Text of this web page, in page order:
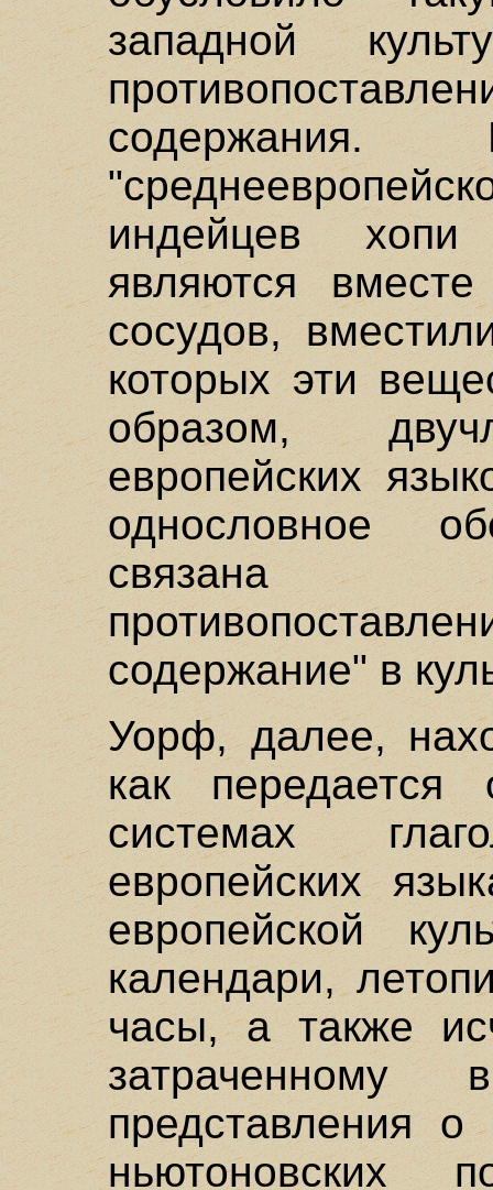
западной
индейцев хопи
являются
сосудов,
которых эти
образом,
европейских
однословное
связана
содержание" в
Уорф, далее,
как передается
системах
европейских
европейской
календари,
часы, а также
затраченному
представления
ньютоновских